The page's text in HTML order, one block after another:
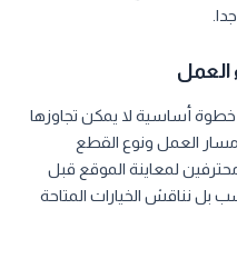
العمل
خطوة أساسية لا يمكن تجاوزها
مسار العمل ونوع القطع
لمعاينة الموقع قبل
بل نناقش الخيارات المتاحة